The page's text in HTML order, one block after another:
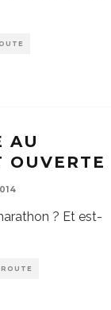
AU
OUVERTE
? Et est-
ROUTE